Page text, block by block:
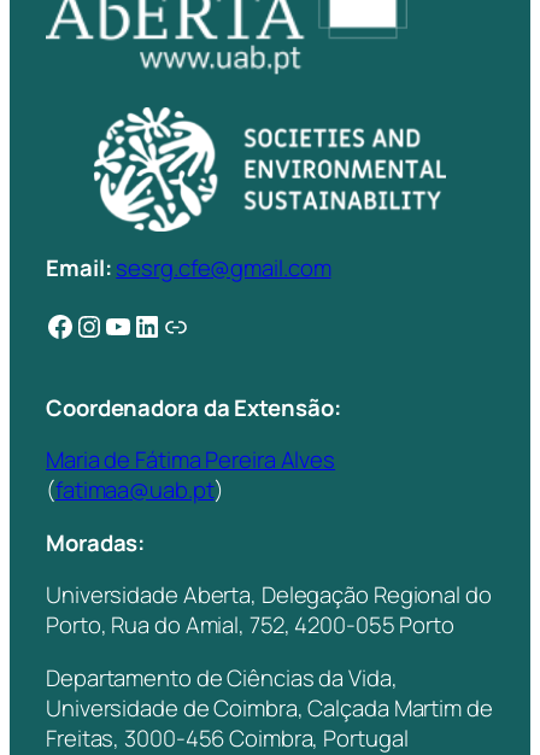
Email:sesrg.cfe@gmail.com
Facebook Instagram YouTube LinkedIn Ligação
Coordenadora da Extensão:
Maria de Fátima Pereira Alves
(fatimaa@uab.pt)
Moradas:
Universidade Aberta, Delegação Regional do
Porto, Rua do Amial, 752, 4200-055 Porto
Departamento de Ciências da Vida,
Universidade de Coimbra, Calçada Martim de
Freitas, 3000-456 Coimbra, Portugal